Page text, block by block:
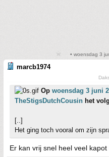
• woensdag 3
marcb1974
Op woensdag 3 juni
TheStigsDutchCousin het
[..]
Het ging toch vooral om zijn
Er kan vrij snel heel veel kapot